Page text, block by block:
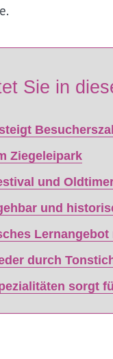
Sie in
Ziegeleipark
und
und
durch
sorgt